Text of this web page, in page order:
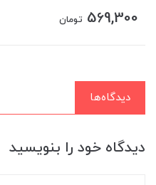
569,300 تومان
دیدگاه‌ها
دیدگاه خود را بنویسید